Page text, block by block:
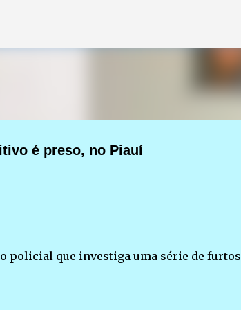
é preso, no Piauí
policial que investiga uma série de